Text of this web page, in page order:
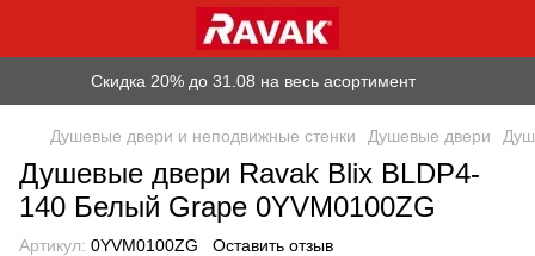
Скидка 20% до 31.08 на весь асортимент
Душевые двери и неподвижные стенки Душевые двери
Душевые двери Ravak Blix BLDP4-
140 Белый Grape 0YVM0100ZG
Артикул: 0YVM0100ZG Оставить отзыв